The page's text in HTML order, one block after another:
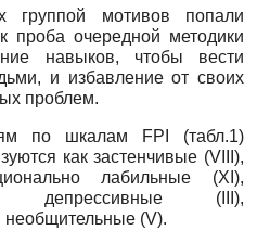
группой мотивов попали
проба очередной методики
навыков, чтобы вести
и избавление от своих
проблем.
по шкалам FPI
(табл.1)
как застенчивые (VIII ),
лабильные (XI ),
депрессивные ( III),
необщительные (V).